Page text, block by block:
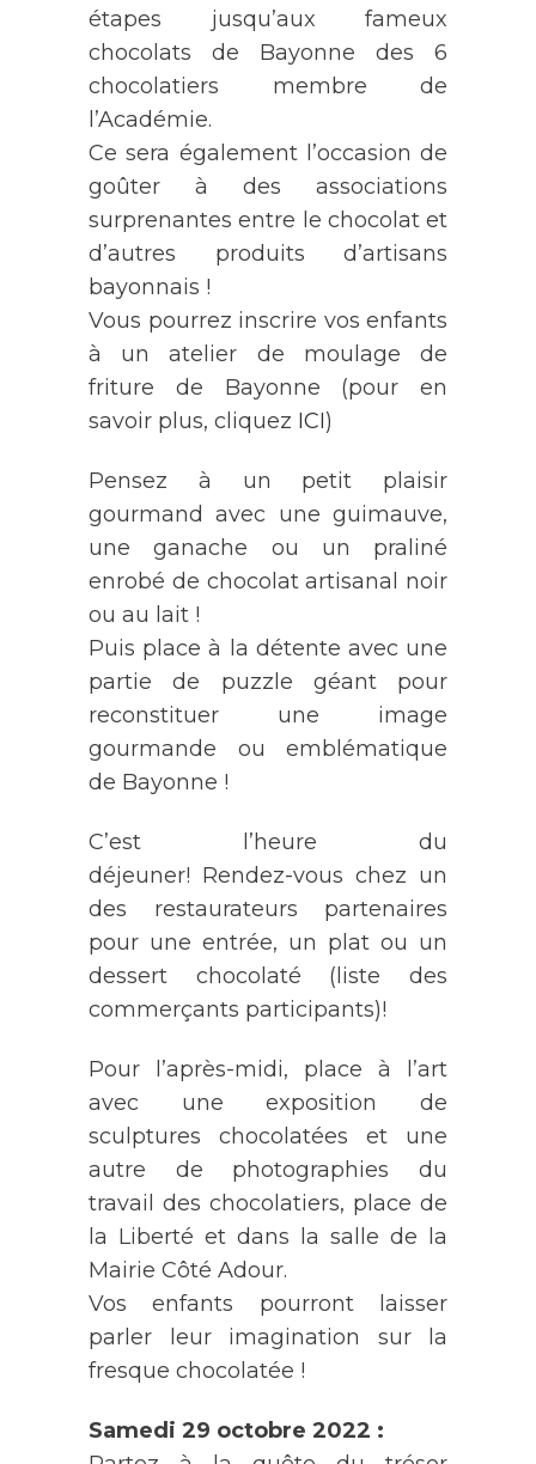
étapes jusqu’aux fameux
chocolats de Bayonne des 6
chocolatiers membre de
l’Académie.
Ce sera également l’occasion de
goûter à des associations
surprenantes entre le chocolat et
d’autres produits d’artisans
bayonnais !
Vous pourrez inscrire vos enfants
à un atelier de moulage de
friture de Bayonne (pour en
savoir plus, cliquez ICI)
Pensez à un petit plaisir
gourmand avec une guimauve,
une ganache ou un praliné
enrobé de chocolat artisanal noir
ou au lait !
Puis place à la détente avec une
partie de puzzle géant pour
reconstituer une image
gourmande ou emblématique
de Bayonne !
C’est l’heure du
déjeuner! Rendez-vous chez un
des restaurateurs partenaires
pour une entrée, un plat ou un
dessert chocolaté (liste des
commerçants participants)!
Pour l’après-midi, place à l’art
avec une exposition de
sculptures chocolatées et une
autre de photographies du
travail des chocolatiers, place de
la Liberté et dans la salle de la
Mairie Côté Adour.
Vos enfants pourront laisser
parler leur imagination sur la
fresque chocolatée !
Samedi 29 octobre 2022 :